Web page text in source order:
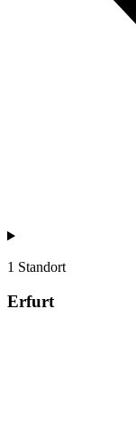
1 Standort
Erfurt